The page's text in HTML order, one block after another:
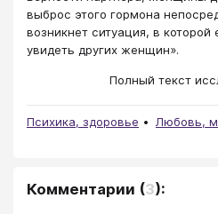
выброс этого гормона
возникнет ситуация, в
увидеть других женщин».
Полный текст
Психика, здоровье Любовь,
Комментарии (3):